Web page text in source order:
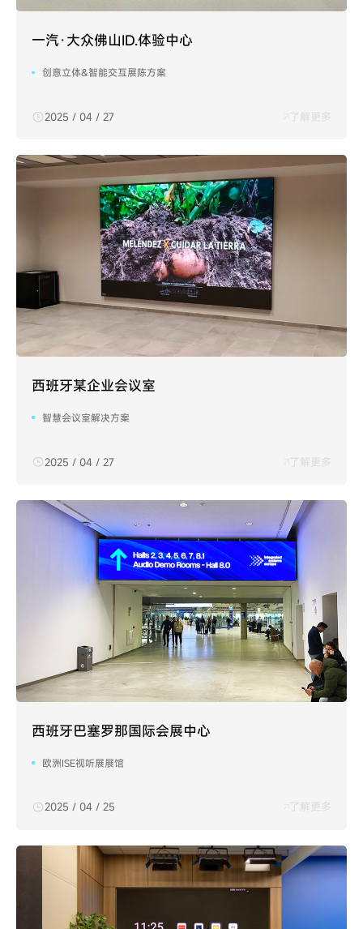
一汽·大众佛山ID.体验中心
创意立体&智能交互展陈方案
2025 / 04 / 27 了解更多
西班牙某企业会议室
智慧会议室解决方案
2025 / 04 / 27 了解更多
西班牙巴塞罗那国际会展中心
欧洲ISE视听展展馆
2025 / 04 / 25 了解更多